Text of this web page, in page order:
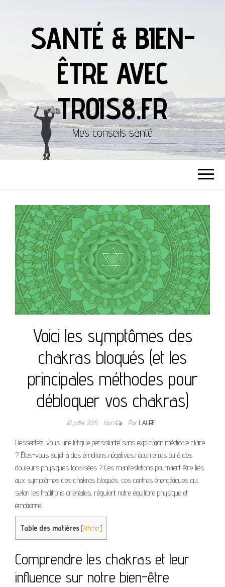
SANTÉ & BIEN-
ÊTRE AVEC
TROIS8.FR
Mes conseils santé
Voici les symptômes des
chakras bloqués (et les
principales méthodes pour
débloquer vos chakras)
10 juillet 2025 Non ParLAURE
Ressentez-vous une fatigue persistante sans explication médicale claire
? Êtes-vous sujet à des émotions négatives récurrentes ou à des
douleurs physiques localisées ? Ces manifestations pourraient être liés
aux symptômes des chakras bloqués, ces centres énergétiques qui,
selon les traditions orientales, régulent notre équilibre physique et
émotionnel.
Table des matières [Afficher]
Comprendre les chakras et leur
influence sur notre bien-être